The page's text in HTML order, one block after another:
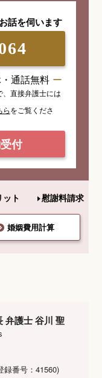
話を伺います
通話無料
直接弁護士には
らをご覧くださ
付
ト 慰謝料請求
婚姻費用計算
弁護士 谷川 聖
録番号：41560)